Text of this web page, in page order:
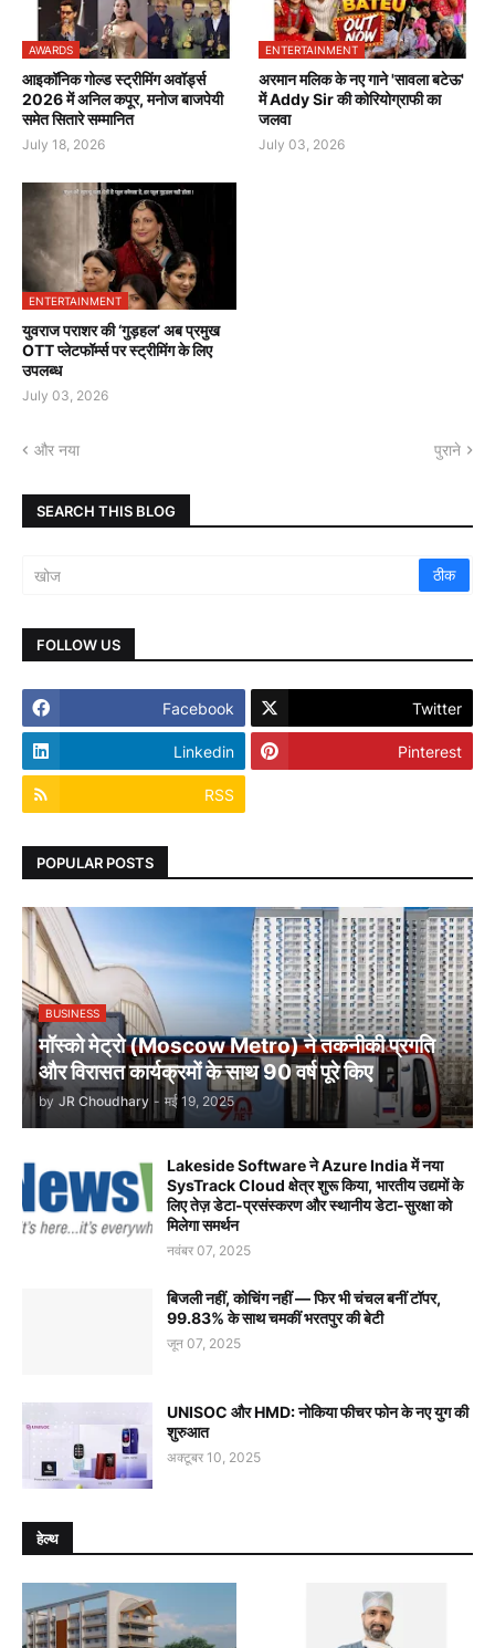
AWARDS
आइकॉनिक गोल्ड स्ट्रीमिंग अवॉर्ड्स
2026 में अनिल कपूर, मनोज बाजपेयी
समेत सितारे सम्मानित
July 18, 2026
ENTERTAINMENT
अरमान मलिक के नए गाने 'सावला बटेऊ'
में Addy Sir की कोरियोग्राफी का
जलवा
July 03, 2026
ENTERTAINMENT
युवराज पराशर की ‘गुड़हल’ अब प्रमुख
OTT प्लेटफॉर्म्स पर स्ट्रीमिंग के लिए
उपलब्ध
July 03, 2026
और नया पुराने
SEARCH THIS BLOG
FOLLOW US
Facebook Twitter
Linkedin Pinterest
RSS
POPULAR POSTS
BUSINESS
मॉस्को मेट्रो (Moscow Metro) ने तकनीकी प्रगति
और विरासत कार्यक्रमों के साथ 90 वर्ष पूरे किए
by JR Choudhary - मई 19, 2025
Lakeside Software ने Azure India में नया
SysTrack Cloud क्षेत्र शुरू किया, भारतीय उद्यमों के
लिए तेज़ डेटा-प्रसंस्करण और स्थानीय डेटा-सुरक्षा को
मिलेगा समर्थन
नवंबर 07, 2025
बिजली नहीं, कोचिंग नहीं — फिर भी चंचल बनीं टॉपर,
99.83% के साथ चमकीं भरतपुर की बेटी
जून 07, 2025
UNISOC और HMD: नोकिया फीचर फोन के नए युग की
शुरुआत
अक्टूबर 10, 2025
हेल्थ